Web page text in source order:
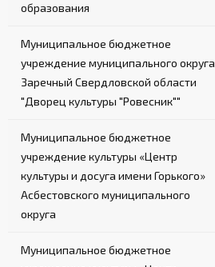
образования
Муниципальное бюджетное
учреждение муниципального округа
Заречный Свердловской области
"Дворец культуры "Ровесник""
Муниципальное бюджетное
учреждение культуры «Центр
культуры и досуга имени Горького»
Асбестовского муниципального
округа
Муниципальное бюджетное